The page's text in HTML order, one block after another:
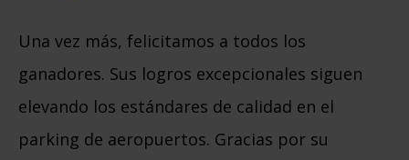
Una vez más, felicitamos a todos los
ganadores. Sus logros excepcionales siguen
elevando los estándares de calidad en el
parking de aeropuertos. Gracias por su